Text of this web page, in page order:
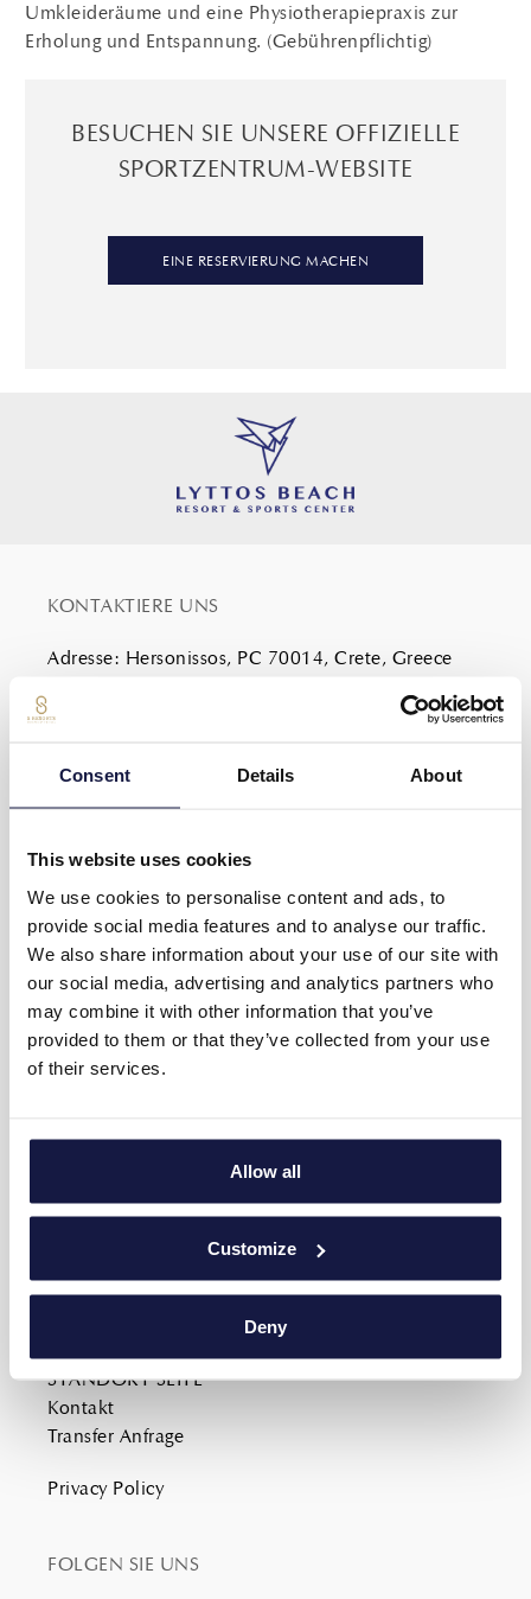
Consent Details About
This website uses cookies
We use cookies to personalise content and ads, to
provide social media features and to analyse our traffic.
We also share information about your use of our site with
our social media, advertising and analytics partners who
may combine it with other information that you’ve
provided to them or that they’ve collected from your use
of their services.
Allow all
Customize
Deny
Umkleideräume und eine Physiotherapiepraxis zur
Erholung und Entspannung. (Gebührenpflichtig)
BESUCHEN SIE UNSERE OFFIZIELLE
SPORTZENTRUM-WEBSITE
EINE RESERVIERUNG MACHEN
KONTAKTIERE UNS
Adresse: Hersonissos, PC 70014, Crete, Greece
1039Κ014Α0205700
Πολιτική κατά της Βίας & Παρενόχλησης στην
Εργασία
SITE MAP
ESSEN
EINFÜHRUNG
STANDORT SEITE
Kontakt
Transfer Anfrage
Privacy Policy
FOLGEN SIE UNS